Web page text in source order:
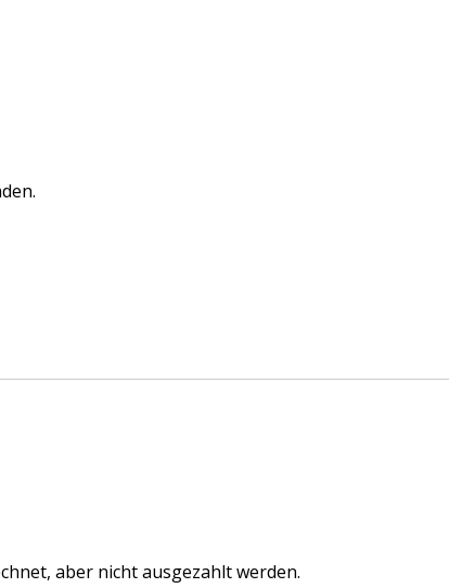
aber nicht ausgezahlt werden.